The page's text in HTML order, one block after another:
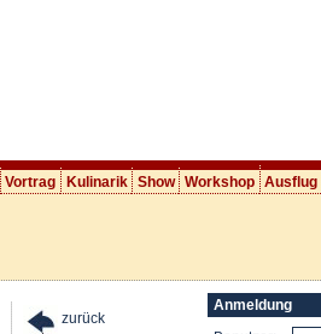
Vortrag Kulinarik Show Workshop Ausflug
zurück
Anmeldung